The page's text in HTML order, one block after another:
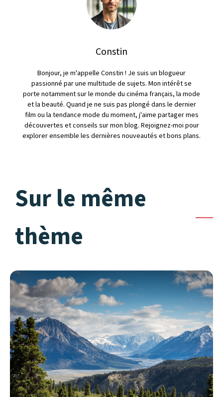
Constin
Bonjour, je m'appelle Constin ! Je suis un blogueur
passionné par une multitude de sujets. Mon intérêt se
porte notamment sur le monde du cinéma français, la mode
et la beauté. Quand je ne suis pas plongé dans le dernier
film ou la tendance mode du moment, j'aime partager mes
découvertes et conseils sur mon blog. Rejoignez-moi pour
explorer ensemble les dernières nouveautés et bons plans.
Sur le même
thème